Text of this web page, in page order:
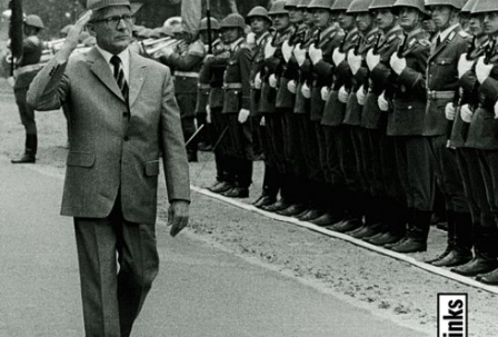
In
Lightbox
öffnen